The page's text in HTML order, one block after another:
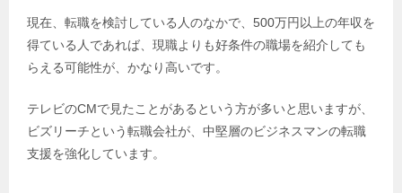
現在、転職を検討している人のなかで、500万円以上の年収を
得ている人であれば、現職よりも好条件の職場を紹介しても
らえる可能性が、かなり高いです。
テレビのCMで見たことがあるという方が多いと思いますが、
ビズリーチという転職会社が、中堅層のビジネスマンの転職
支援を強化しています。